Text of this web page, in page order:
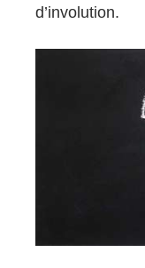
d’involution.